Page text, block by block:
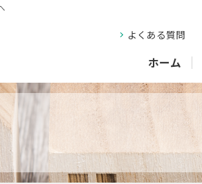
よくある質問
ホーム